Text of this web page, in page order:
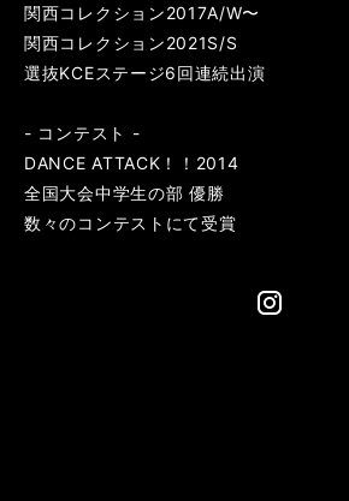
関西コレクション2017A/W〜
関西コレクション2021S/S
選抜KCEステージ6回連続出演
- コンテスト -
DANCE ATTACK！！2014
全国大会中学生の部 優勝
数々のコンテストにて受賞